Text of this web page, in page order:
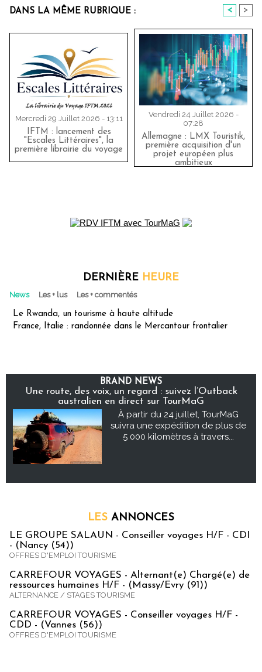
DANS LA MÊME RUBRIQUE : < >
Mercredi 29 Juillet 2026 - 13:11
IFTM : lancement des
"Escales Littéraires", la
première librairie du voyage
Vendredi 24 Juillet 2026 -
07:28
Allemagne : LMX Touristik,
première acquisition d'un
projet européen plus
ambitieux
DERNIÈRE HEURE
News Les + lus Les + commentés
Le Rwanda, un tourisme à haute altitude
France, Italie : randonnée dans le Mercantour frontalier
BRAND NEWS
Une route, des voix, un regard : suivez l’Outback
australien en direct sur TourMaG
À partir du 24 juillet, TourMaG
suivra une expédition de plus de
5 000 kilomètres à travers...
LES ANNONCES
LE GROUPE SALAUN - Conseiller voyages H/F - CDI
- (Nancy (54))
OFFRES D'EMPLOI TOURISME
CARREFOUR VOYAGES - Alternant(e) Chargé(e) de
ressources humaines H/F - (Massy/Evry (91))
ALTERNANCE / STAGES TOURISME
CARREFOUR VOYAGES - Conseiller voyages H/F -
CDD - (Vannes (56))
OFFRES D'EMPLOI TOURISME